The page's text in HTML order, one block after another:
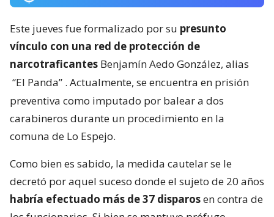
Este jueves fue formalizado por su presunto
vínculo con una red de protección de
narcotraficantes Benjamín Aedo González, alias
“El Panda” . Actualmente, se encuentra en prisión
preventiva como imputado por balear a dos
carabineros durante un procedimiento en la
comuna de Lo Espejo.
Como bien es sabido, la medida cautelar se le
decretó por aquel suceso donde el sujeto de 20 años
habría efectuado más de 37 disparosen contra de